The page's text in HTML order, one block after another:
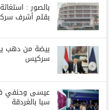
بالصور :
بقلم أشرف
بيضة من دهب
سركيس
عيسى وحنفي
سبا بالغردقة